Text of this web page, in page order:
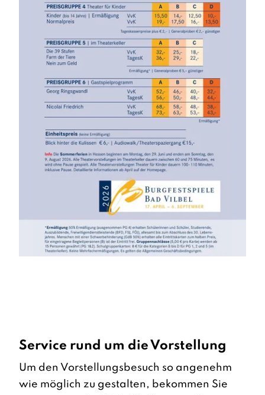
Service rund um die Vorstellung
Um den Vorstellungsbesuch so angenehm
wie möglich zu gestalten, bekommen Sie